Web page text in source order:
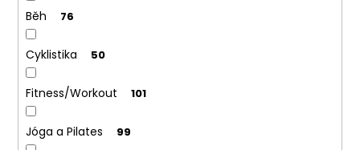
Běh 76
Cyklistika 50
Fitness/Workout 101
Jóga a Pilates 99